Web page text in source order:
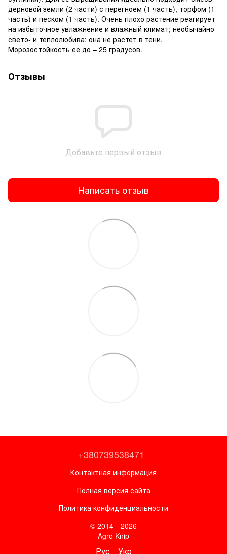
дерновой земли (2 части) с перегноем (1 часть), торфом (1
часть) и песком (1 часть). Очень плохо растение реагирует
на избыточное увлажнение и влажный климат; необычайно
свето- и теплолюбива: она не растет в тени.
Морозостойкость ее до – 25 градусов.
Отзывы
Добавьте первый отзыв
Написать отзыв
+380739538471
Контактная информация
Полная версия сайта
Политика конфиденциальности
© 2014—2026
Agro Knip
Рус Укр